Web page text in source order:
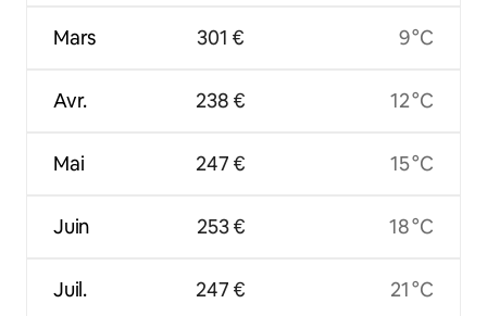
Mars
Avr.
Mai
Juin
Juil.
301 €
238 €
247 €
253 €
247 €
9 °C
12 °C
15 °C
18 °C
21 °C